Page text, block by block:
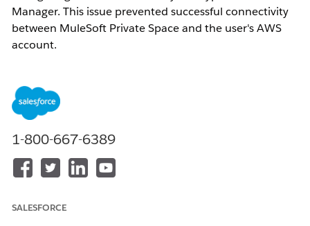
Manager. This issue prevented successful connectivity
between MuleSoft Private Space and the user's AWS
account.
The error occurs because the
ID was not included
Transit Gateway request in Anypoint Runtime Manager.
1-800-667-6389
SALESFORCE